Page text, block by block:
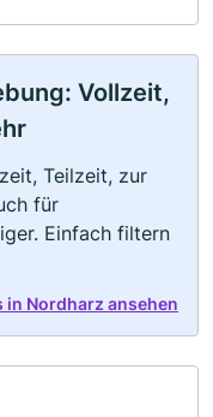
Vollzeit,
Teilzeit, zur
für
Einfach filtern
in Nordharz ansehen